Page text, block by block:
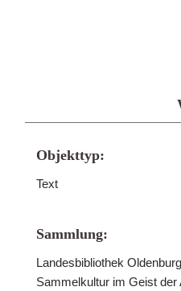
Objekttyp:
Text
Sammlung:
Landesbibliothek
Sammelkultur im Geist